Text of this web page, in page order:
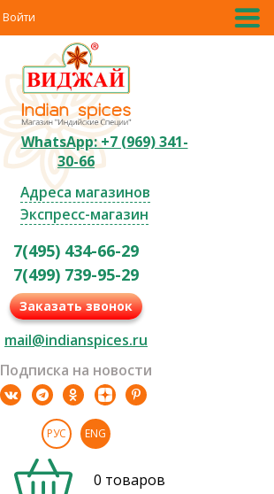
Войти
WhatsApp: +7 (969) 341-
30-66
Адреса магазинов
Экспресс-магазин
7(495) 434-66-29
7(499) 739-95-29
Заказать звонок
mail@indianspices.ru
Подписка на новости
РУС ENG
0 товаров